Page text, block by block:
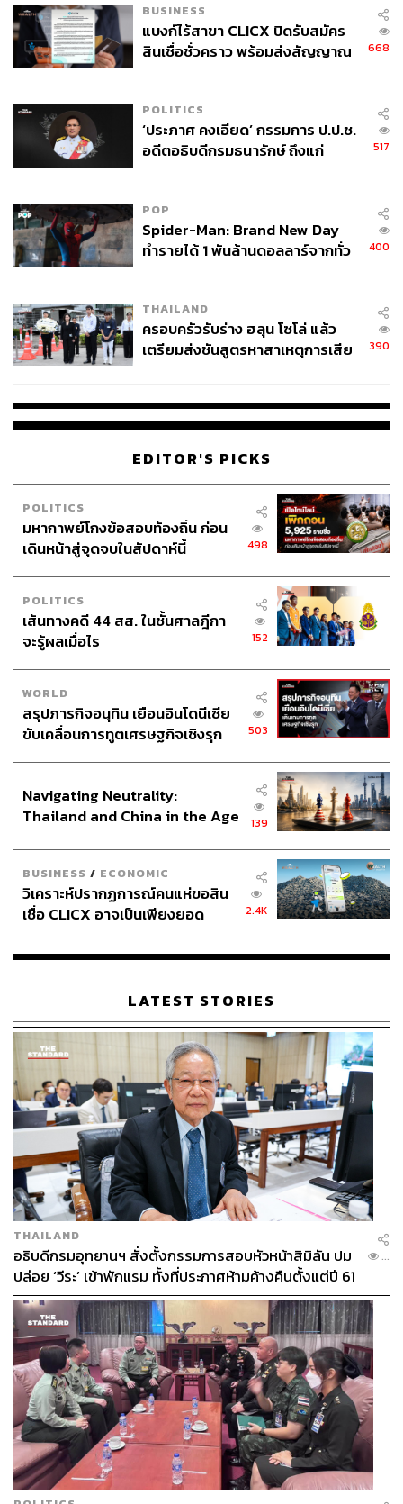
BUSINESS
แบงก์ไร้สาขา CLICX ปิดรับสมัคร
สินเชื่อชั่วคราว พร้อมส่งสัญญาณ
668
POLITICS
‘ประภาศ คงเอียด’ กรรมการ ป.ป.ช.
อดีตอธิบดีกรมธนารักษ์ ถึงแก่
517
POP
Spider-Man: Brand New Day
ทำรายได้ 1 พันล้านดอลลาร์จากทั่ว
400
THAILAND
ครอบครัวรับร่าง ฮลุน โซโล่ แล้ว
เตรียมส่งชันสูตรหาสาเหตุการเสีย
390
EDITOR'S PICKS
POLITICS
มหากาพย์โกงข้อสอบท้องถิ่น ก่อน
เดินหน้าสู่จุดจบในสัปดาห์นี้
498
POLITICS
เส้นทางคดี 44 สส. ในชั้นศาลฎีกา
จะรู้ผลเมื่อไร
152
WORLD
สรุปภารกิจอนุทิน เยือนอินโดนีเซีย
ขับเคลื่อนการทูตเศรษฐกิจเชิงรุก
503
Navigating Neutrality:
Thailand and China in the Age
139
BUSINESS / ECONOMIC
วิเคราะห์ปรากฏการณ์คนแห่ขอสิน
เชื่อ CLICX อาจเป็นเพียงยอด
เรือนไทยที่ถูกซุกไว้
2.4K
LATEST STORIES
THAILAND
อธิบดีกรมอุทยานฯ สั่งตั้งกรรมการสอบหัวหน้าสิมิลัน ปม
ปล่อย ‘วีระ’ เข้าพักแรม ทั้งที่ประกาศห้ามค้างคืนตั้งแต่ปี 61
...